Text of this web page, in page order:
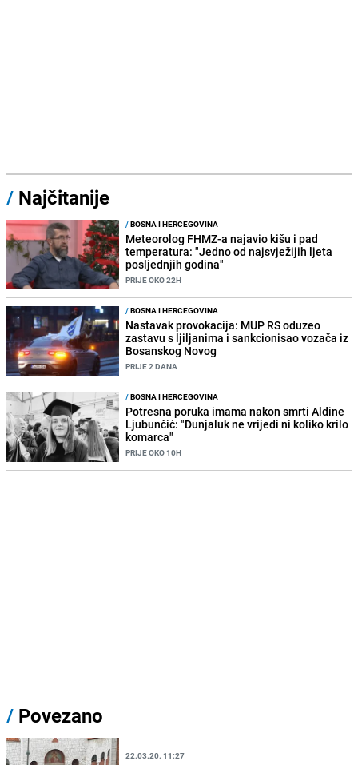
/ Najčitanije
/BOSNA I HERCEGOVINA
Meteorolog FHMZ-a najavio kišu i pad
temperatura: "Jedno od najsvježijih ljeta
posljednjih godina"
PRIJE OKO 22H
/BOSNA I HERCEGOVINA
Nastavak provokacija: MUP RS oduzeo
zastavu s ljiljanima i sankcionisao vozača iz
Bosanskog Novog
PRIJE 2 DANA
/BOSNA I HERCEGOVINA
Potresna poruka imama nakon smrti Aldine
Ljubunčić: "Dunjaluk ne vrijedi ni koliko krilo
komarca"
PRIJE OKO 10H
/ Povezano
22.03.20. 11:27